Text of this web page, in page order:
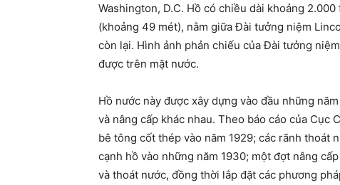
Washington, D.C. Hồ có chiều dài khoảng
(khoảng 49 mét), nằm giữa Đài tưởng niệm
còn lại. Hình ảnh phản chiếu của Đài tưởng
được trên mặt nước.
Hồ nước này được xây dựng vào đầu những
và nâng cấp khác nhau. Theo báo cáo của Cục
bê tông cốt thép vào năm 1929; các rãnh thoát
cạnh hồ vào những năm 1930; một đợt nâng
và thoát nước, đồng thời lắp đặt các phương